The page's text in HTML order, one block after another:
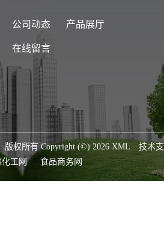
公司动态 产品展厅
在线留言
版权所有 Copyright (©) 2026 XML
技术支
化工网 食品商务网